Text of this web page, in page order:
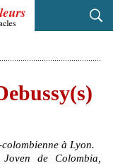
à Lyon.
de Colombia,